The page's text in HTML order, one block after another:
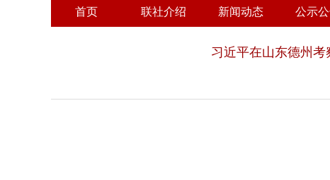
首页 联社介绍 新闻动态 公示
习近平在山东德州